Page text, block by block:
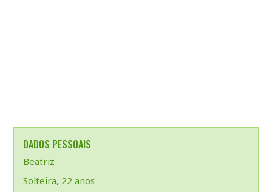
DADOS PESSOAIS
Beatriz
Solteira, 22 anos